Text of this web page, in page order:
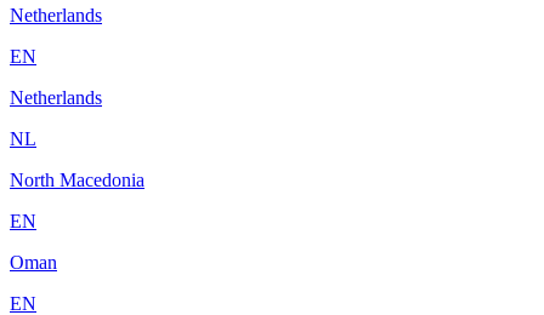
Netherlands
EN
Netherlands
NL
North Macedonia
EN
Oman
EN